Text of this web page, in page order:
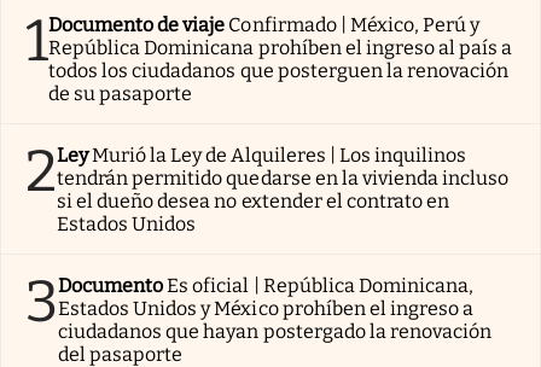
1Documento de viaje Confirmado | México, Perú y
República Dominicana prohíben el ingreso al país a
todos los ciudadanos que posterguen la renovación
de su pasaporte
2LeyMurió la Ley de Alquileres | Los inquilinos
tendrán permitido quedarse en la vivienda incluso
si el dueño desea no extender el contrato en
Estados Unidos
3DocumentoEs oficial | República Dominicana,
Estados Unidos y México prohíben el ingreso a
ciudadanos que hayan postergado la renovación
del pasaporte